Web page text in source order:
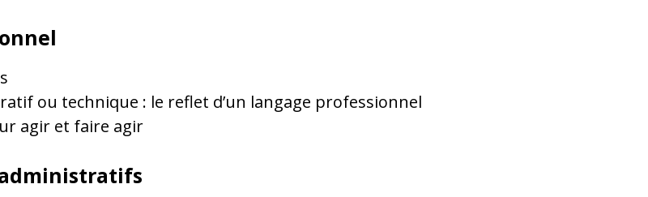
ou technique : le reflet d’un langage professionnel
agir et faire agir